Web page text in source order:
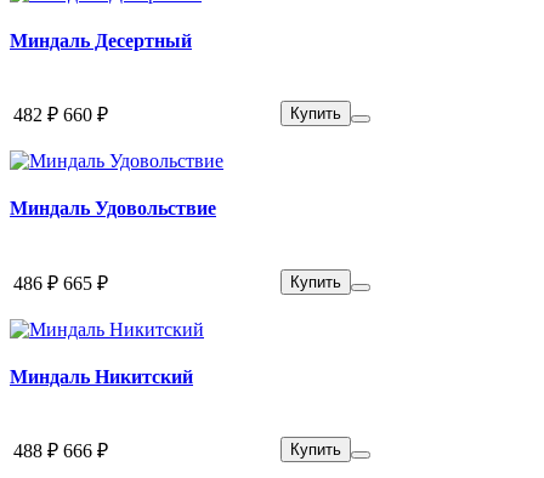
Миндаль Десертный
482 ₽ 660 ₽ Купить
Миндаль Удовольствие
486 ₽ 665 ₽ Купить
Миндаль Никитский
488 ₽ 666 ₽ Купить